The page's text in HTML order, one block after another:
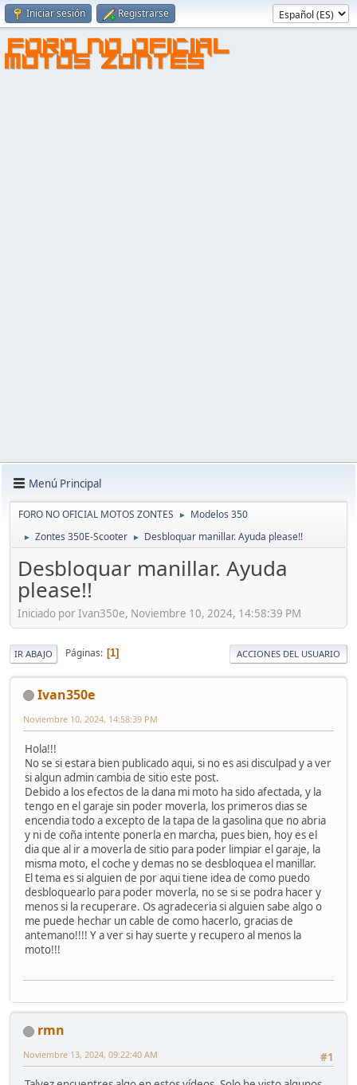
Iniciar sesión Registrarse
FORO NO OFICIAL
MOTOS ZONTES
Menú Principal
FORO NO OFICIAL MOTOS ZONTES ► Modelos 350
► Zontes 350E-Scooter ► Desbloquar manillar. Ayuda please!!
Desbloquar manillar. Ayuda
please!!
Iniciado por Ivan350e, Noviembre 10, 2024, 14:58:39 PM
IR ABAJO Páginas 1 ACCIONES DEL USUARIO
Ivan350e
Noviembre 10, 2024, 14:58:39 PM
Hola!!!
No se si estara bien publicado aqui, si no es asi disculpad y a ver
si algun admin cambia de sitio este post.
Debido a los efectos de la dana mi moto ha sido afectada, y la
tengo en el garaje sin poder moverla, los primeros dias se
encendia todo a excepto de la tapa de la gasolina que no abria
y ni de coña intente ponerla en marcha, pues bien, hoy es el
dia que al ir a moverla de sitio para poder limpiar el garaje, la
misma moto, el coche y demas no se desbloquea el manillar.
El tema es si alguien de por aqui tiene idea de como puedo
desbloquearlo para poder moverla, no se si se podra hacer y
menos si la recuperare. Os agradeceria si alguien sabe algo o
me puede hechar un cable de como hacerlo, gracias de
antemano!!!! Y a ver si hay suerte y recupero al menos la
moto!!!
rmn
#1
Noviembre 13, 2024, 09:22:40 AM